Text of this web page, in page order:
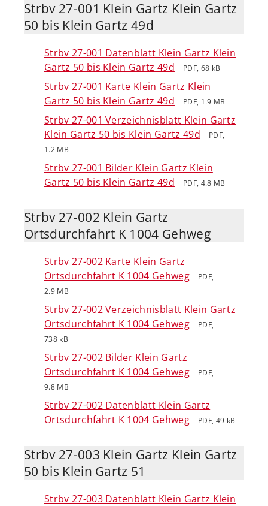
Strbv 27-001 Klein Gartz Klein Gartz
50 bis Klein Gartz 49d
Strbv 27-001 Datenblatt Klein Gartz Klein
Gartz 50 bis Klein Gartz 49d
PDF, 68 kB
Strbv 27-001 Karte Klein Gartz Klein
Gartz 50 bis Klein Gartz 49d
PDF, 1.9 MB
Strbv 27-001 Verzeichnisblatt Klein Gartz
Klein Gartz 50 bis Klein Gartz 49d
PDF,
1.2 MB
Strbv 27-001 Bilder Klein Gartz Klein
Gartz 50 bis Klein Gartz 49d
PDF, 4.8 MB
Strbv 27-002 Klein Gartz
Ortsdurchfahrt K 1004 Gehweg
Strbv 27-002 Karte Klein Gartz
Ortsdurchfahrt K 1004 Gehweg
PDF,
2.9 MB
Strbv 27-002 Verzeichnisblatt Klein Gartz
Ortsdurchfahrt K 1004 Gehweg
PDF,
738 kB
Strbv 27-002 Bilder Klein Gartz
Ortsdurchfahrt K 1004 Gehweg
PDF,
9.8 MB
Strbv 27-002 Datenblatt Klein Gartz
Ortsdurchfahrt K 1004 Gehweg
PDF, 49 kB
Strbv 27-003 Klein Gartz Klein Gartz
50 bis Klein Gartz 51
Strbv 27-003 Datenblatt Klein Gartz Klein